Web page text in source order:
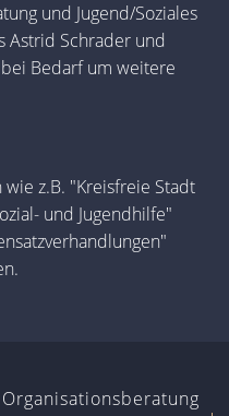
und Jugend/Soziales
Astrid Schrader und
Bedarf um weitere
z.B. "Kreisfreie Stadt
und Jugendhilfe"
Organisationsberatung